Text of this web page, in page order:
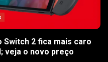
Switch 2 fica mais caro
veja o novo preço